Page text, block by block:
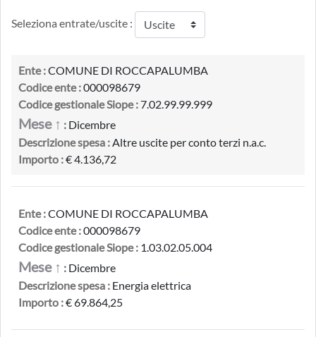
Seleziona entrate/uscite :
Ente :COMUNE DI ROCCAPALUMBA
Codice ente :000098679
Codice gestionale Siope :7.02.99.99.999
Mese ↑ : Dicembre
Descrizione spesa :Altre uscite per conto terzi n.a.c.
Importo :€ 4.136,72
Ente :COMUNE DI ROCCAPALUMBA
Codice ente :000098679
Codice gestionale Siope : 1.03.02.05.004
Mese ↑ : Dicembre
Descrizione spesa : Energia elettrica
Importo :€ 69.864,25